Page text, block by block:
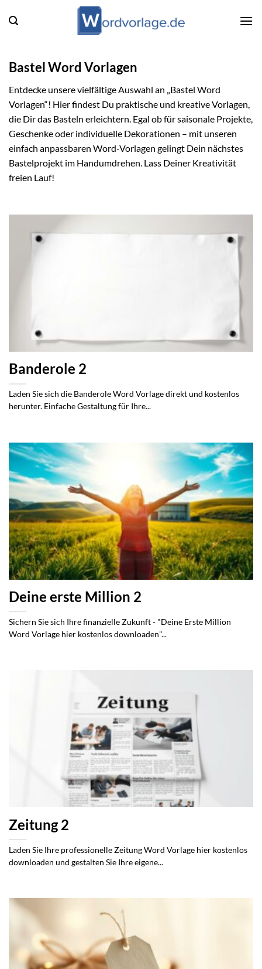
Inhalt
Bastel Word Vorlagen
Entdecke unsere vielfältige Auswahl an „Bastel Word
Vorlagen“! Hier findest Du praktische und kreative Vorlagen,
die Dir das Basteln erleichtern. Egal ob für saisonale Projekte,
Geschenke oder individuelle Dekorationen – mit unseren
einfach anpassbaren Word-Vorlagen gelingt Dein nächstes
Bastelprojekt im Handumdrehen. Lass Deiner Kreativität
freien Lauf!
Banderole 2
Laden Sie sich die Banderole Word Vorlage direkt und kostenlos
herunter. Einfache Gestaltung für Ihre...
Deine erste Million 2
Sichern Sie sich Ihre finanzielle Zukunft - "Deine Erste Million
Word Vorlage hier kostenlos downloaden"...
Zeitung 2
Laden Sie Ihre professionelle Zeitung Word Vorlage hier kostenlos
downloaden und gestalten Sie Ihre eigene...